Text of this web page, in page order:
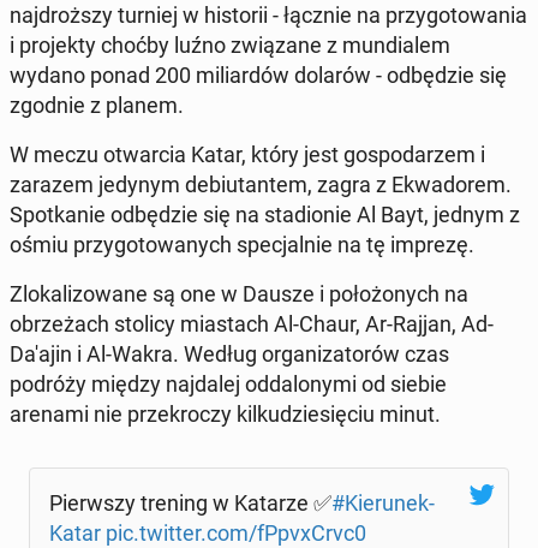
naj­droż­szy turniej w hi­sto­rii - łącznie na przy­go­to­wa­nia
i pro­jek­ty choćby luźno zwią­za­ne z mun­dia­lem
wydano ponad 200 mi­liar­dów dolarów - od­bę­dzie się
zgodnie z planem.
W meczu otwar­cia Katar, który jest go­spo­da­rzem i
zarazem jedynym de­biu­tan­tem, zagra z Ekwa­do­rem.
Spo­tka­nie od­bę­dzie się na sta­dio­nie Al Bayt, jednym z
ośmiu przy­go­to­wa­nych spe­cjal­nie na tę imprezę.
Zlo­ka­li­zo­wa­ne są one w Dausze i po­ło­żo­nych na
obrze­żach stolicy mia­stach Al-Chaur, Ar-Rajjan, Ad-
Da'ajin i Al-Wakra. Według or­ga­ni­za­to­rów czas
podróży między naj­da­lej od­da­lo­ny­mi od siebie
arenami nie prze­kro­czy kil­ku­dzie­się­ciu minut.
Pierw­szy trening w Katarze ✅#Kie­ru­nek­
Ka­tar pic.twitter.com/fPpvxCrvc0